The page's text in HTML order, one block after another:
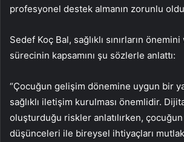
profesyonel destek almanın zorunlu
Sedef Koç Bal, sağlıklı sınırların
sürecinin kapsamını şu sözlerle anlattı:
“Çocuğun gelişim dönemine uygun bir
sağlıklı iletişim kurulması önemlidir.
oluşturduğu riskler anlatılırken,
düşünceleri ile bireysel ihtiyaçları